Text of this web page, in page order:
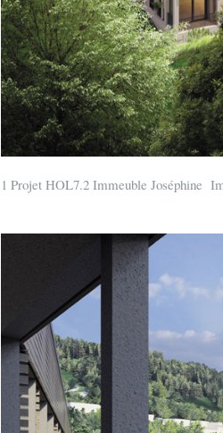
1 Projet HOL7.2 Immeuble Joséphine